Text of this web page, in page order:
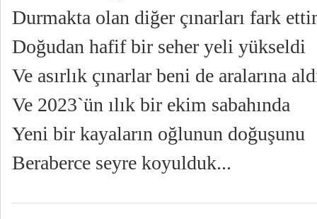
Durmakta olan diğer çınarları fark
Doğudan hafif bir seher yeli yükseldi
Ve asırlık çınarlar beni de aralarına
Ve 2023`ün ılık bir ekim sabahında
Yeni bir kayaların oğlunun doğuşunu
Beraberce seyre koyulduk...